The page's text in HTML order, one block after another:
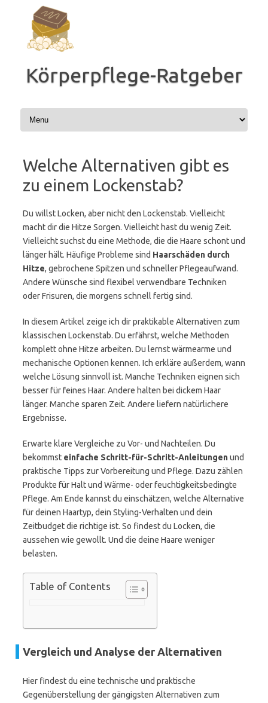
Inhalt
springen
Körperpflege-Ratgeber
Welche Alternativen gibt es
zu einem Lockenstab?
Du willst Locken, aber nicht den Lockenstab. Vielleicht
macht dir die Hitze Sorgen. Vielleicht hast du wenig Zeit.
Vielleicht suchst du eine Methode, die die Haare schont und
länger hält. Häufige Probleme sind Haarschäden durch
Hitze, gebrochene Spitzen und schneller Pflegeaufwand.
Andere Wünsche sind flexibel verwendbare Techniken
oder Frisuren, die morgens schnell fertig sind.
In diesem Artikel zeige ich dir praktikable Alternativen zum
klassischen Lockenstab. Du erfährst, welche Methoden
komplett ohne Hitze arbeiten. Du lernst wärmearme und
mechanische Optionen kennen. Ich erkläre außerdem, wann
welche Lösung sinnvoll ist. Manche Techniken eignen sich
besser für feines Haar. Andere halten bei dickem Haar
länger. Manche sparen Zeit. Andere liefern natürlichere
Ergebnisse.
Erwarte klare Vergleiche zu Vor- und Nachteilen. Du
bekommst einfache Schritt-für-Schritt-Anleitungenund
praktische Tipps zur Vorbereitung und Pflege. Dazu zählen
Produkte für Halt und Wärme- oder feuchtigkeitsbedingte
Pflege. Am Ende kannst du einschätzen, welche Alternative
für deinen Haartyp, dein Styling-Verhalten und dein
Zeitbudget die richtige ist. So findest du Locken, die
aussehen wie gewollt. Und die deine Haare weniger
belasten.
Table of Contents
Vergleich und Analyse der Alternativen
Hier findest du eine technische und praktische
Gegenüberstellung der gängigsten Alternativen zum